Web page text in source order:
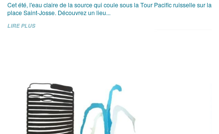
Cet été, l'eau claire de la source qui coule sous la Tour Pacific ruisselle sur la
place Saint-Josse. Découvrez un lieu...
LIRE PLUS